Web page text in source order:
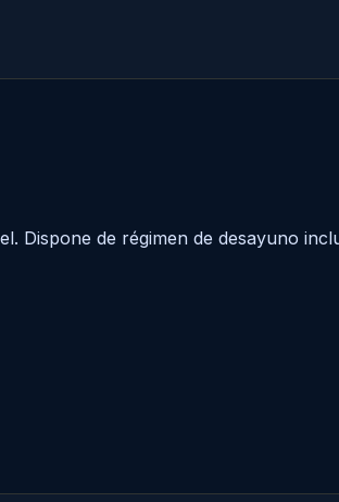
Dispone de régimen de desayuno